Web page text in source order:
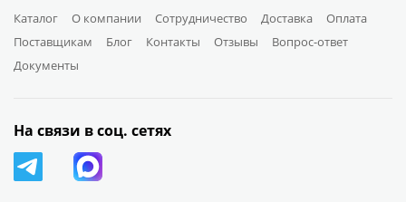
Каталог О компании Сотрудничество Доставка
Оплата
Поставщикам
Блог Контакты Отзывы
Вопрос-ответ
Документы
На связи в соц. сетях